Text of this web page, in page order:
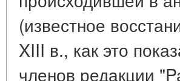
(известное
XIII в., как это
членов редакции